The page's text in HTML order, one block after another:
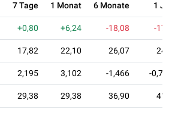
7 Tage 1 Monat 6 Monate 1
+0,80 +6,24 -18,08 -
17,82 22,10 26,07
2,195 3,102 -1,466 -
29,38 29,38 36,90